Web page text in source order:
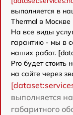
выполняется в
Thermal в Москве
На все виды
гарантию - мы в
наших работ.
Pro будет
на сайте через
выполняется
габаритного